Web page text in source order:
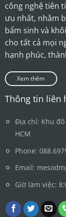
công nghệ tiên
ưu nhất, nhằm
bẩm sinh và
cho tất cả mọi
hạnh phúc,
Xem thêm
Thông tin liên
Địa chỉ: Khu đô
HCM
Phone:
Email:
Giờ làm việc: